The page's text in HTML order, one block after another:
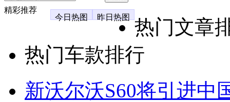
精彩推荐
今日热图
昨日热图
热门文章
热门车款排行
新沃尔沃S60将引进中